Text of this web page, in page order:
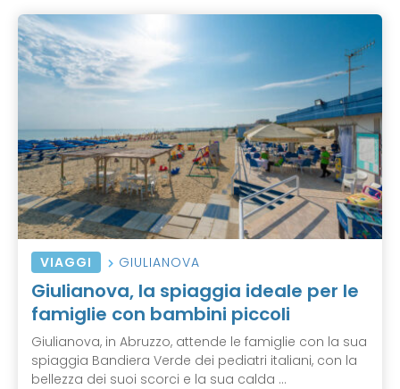
VIAGGI GIULIANOVA
Giulianova, la spiaggia ideale per le
famiglie con bambini piccoli
Giulianova, in Abruzzo, attende le famiglie con la sua
spiaggia Bandiera Verde dei pediatri italiani, con la
bellezza dei suoi scorci e la sua calda ...